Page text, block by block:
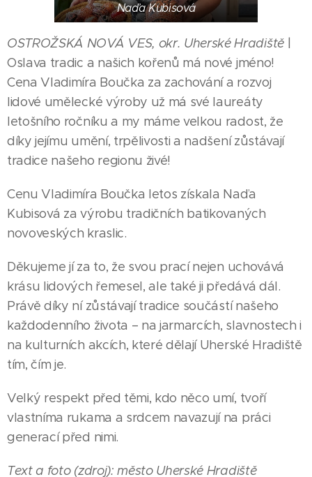
Naďa Kubisová
OSTROŽSKÁ NOVÁ VES, okr. Uherské Hradiště|
Oslava tradic a našich kořenů má nové jméno!
Cena Vladimíra Boučka za zachování a rozvoj
lidové umělecké výroby už má své laureáty
letošního ročníku a my máme velkou radost, že
díky jejímu umění, trpělivosti a nadšení zůstávají
tradice našeho regionu živé!
Cenu Vladimíra Boučka letos získala Naďa
Kubisová za výrobu tradičních batikovaných
novoveských kraslic.
Děkujeme jí za to, že svou prací nejen uchovává
krásu lidových řemesel, ale také ji předává dál.
Právě díky ní zůstávají tradice součástí našeho
každodenního života – na jarmarcích, slavnostech i
na kulturních akcích, které dělají Uherské Hradiště
tím, čím je.
Velký respekt před těmi, kdo něco umí, tvoří
vlastníma rukama a srdcem navazují na práci
generací před nimi.
Text a foto (zdroj): město Uherské Hradiště
UHERSKÉ
HRADIŠTĚ
|
Publicista
31.05.2026
UHERSKÉ
Ondřej
HRADIŠTĚ
|Velký
studentky